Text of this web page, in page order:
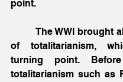
point.
         The WWI brought about the rise
of totalitarianism,
turning point.
totalitarianism such as